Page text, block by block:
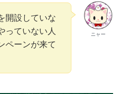
ニャー
開設していな
っていない人
ペーンが来て